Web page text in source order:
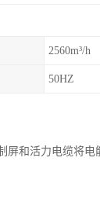
2560m³/h
50HZ
和活力电缆将